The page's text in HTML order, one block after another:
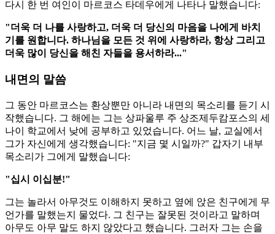
다시 한 번 여인이 마르코스 타데우에게 나타나 말했습니다:
"더욱 더 나를 사랑하고, 더욱 더 당신의 마음을 나에게 바치
기를 원합니다. 하나님을 모든 것 위에 사랑하라, 항상 그리고
더욱 많이 당신을 해친 자들을 용서하라..."
내면의 말씀
그 동안 마르코스는 환상뿐만 아니라 내면의 목소리를 듣기 시
작했습니다. 그 해에는 그는 상파울루 주 상조제두캄포스의 세
나이 학교에서 낮에 공부하고 있었습니다. 어느 날, 교실에서
그가 자신에게 생각했습니다: "지금 몇 시일까?" 갑자기 내부
목소리가 그에게 말했습니다:
"십시 이십분!"
그는 놀라서 아무것도 이해하지 못하고 옆에 앉은 친구에게 무
언가를 말했는지 물었다. 그 친구는 잘못된 것이라고 말하며
아무도 아무 말도 하지 않았다고 했습니다. 그러자 그는 손을